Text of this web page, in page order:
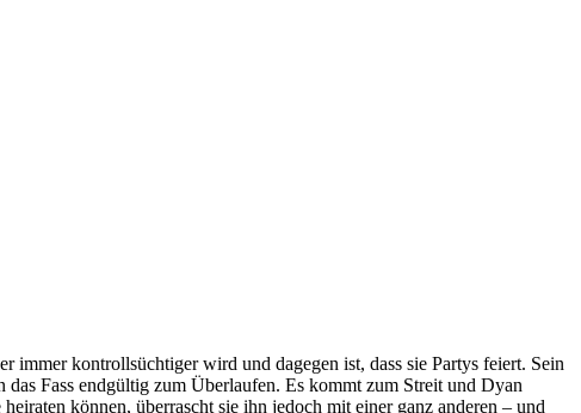
kontrollsüchtiger wird und dagegen ist, dass sie Partys feiert. Sein
Fass endgültig zum Überlaufen. Es kommt zum Streit und Dyan
können, überrascht sie ihn jedoch mit einer ganz anderen – und